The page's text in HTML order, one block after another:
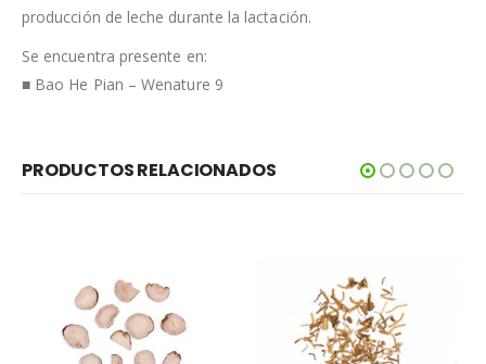
producción de leche durante la lactación.
Se encuentra presente en:
■ Bao He Pian – Wenature 9
PRODUCTOS RELACIONADOS